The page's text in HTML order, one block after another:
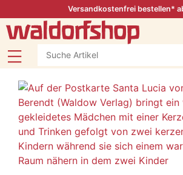
Versandkostenfrei bestellen*